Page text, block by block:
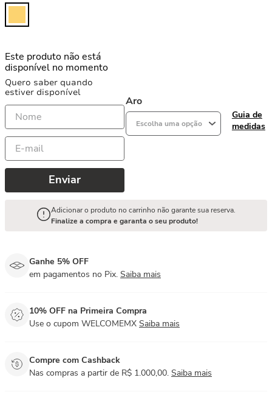
Guia de
medidas
Aro
Escolha uma opção
Este produto não está
disponível no momento
Quero saber quando
estiver disponível
Enviar
Adicionar o produto no carrinho não garante sua reserva.
Finalize a compra e garanta o seu produto!
Ganhe 5% OFF
em pagamentos no Pix. Saiba mais
10% OFF na Primeira Compra
Use o cupom WELCOMEMX Saiba mais
Compre com Cashback
Nas compras a partir de R$ 1.000,00. Saiba mais